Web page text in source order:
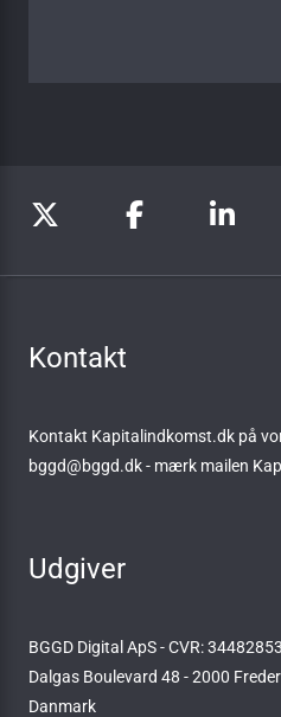
Kontakt
Kontakt Kapitalindkomst.dk på
bggd@bggd.dk- mærk mailen
Udgiver
BGGD Digital ApS - CVR: 34482853
Dalgas Boulevard 48 - 2000
Danmark